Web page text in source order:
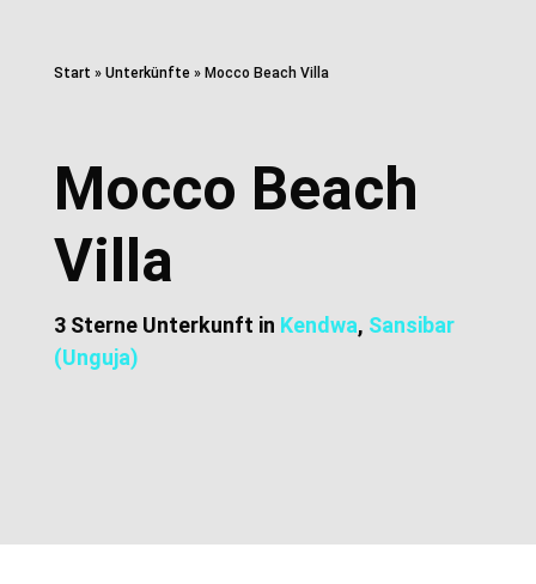
Start » Unterkünfte » Mocco Beach Villa
Mocco Beach
Villa
3 Sterne Unterkunft in Kendwa, Sansibar
(Unguja)